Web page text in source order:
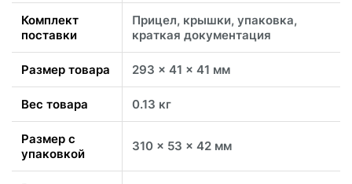
Комплект
поставки
Прицел, крышки, упаковка,
краткая документация
Размер товара 293 x 41 x 41 мм
Вес товара 0.13 кг
Размер с
упаковкой
310 x 53 x 42 мм